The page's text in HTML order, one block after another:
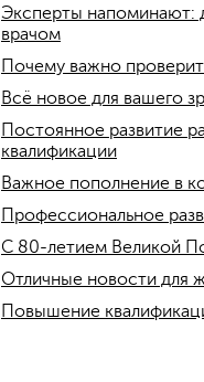
Эксперты напоминают:
врачом
Почему важно
Всё новое для вашего
Постоянное развитие
квалификации
Важное пополнение в
Профессиональное
C 80-летием Великой
Отличные новости для
Повышение